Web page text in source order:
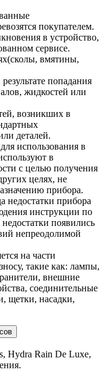
покупателем.
в устройство,
сервисе.
вмятины,
попадания
жидкостей или
возникших в
деталей.
использования в
в
с целью получения
целях, не
прибора.
недостатки прибора
инструкции по
появились
непреодолимой
на части
такие как: лампы,
внешние
соединительные
щетки, насадки,
Hydra Rain De Luxe,